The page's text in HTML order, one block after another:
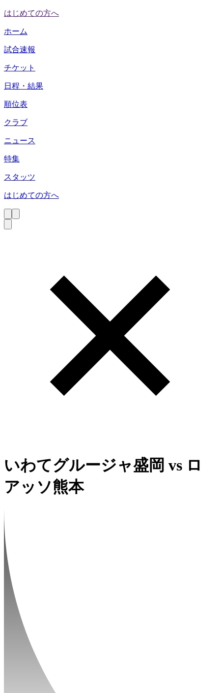
はじめての方へ
ホーム
試合速報
チケット
日程・結果
順位表
クラブ
ニュース
特集
スタッツ
はじめての方へ
いわてグルージャ盛岡 vs ロ
アッソ熊本